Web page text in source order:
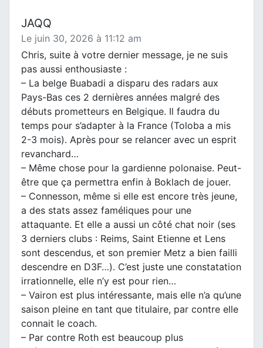
JAQQ
Le juin 30, 2026 à 11:12 am
Chris, suite à votre dernier message, je ne suis
pas aussi enthousiaste :
– La belge Buabadi a disparu des radars aux
Pays-Bas ces 2 dernières années malgré des
débuts prometteurs en Belgique. Il faudra du
temps pour s’adapter à la France (Toloba a mis
2-3 mois). Après pour se relancer avec un esprit
revanchard…
– Même chose pour la gardienne polonaise. Peut-
être que ça permettra enfin à Boklach de jouer.
– Connesson, même si elle est encore très jeune,
a des stats assez faméliques pour une
attaquante. Et elle a aussi un côté chat noir (ses
3 derniers clubs : Reims, Saint Etienne et Lens
sont descendus, et son premier Metz a bien failli
descendre en D3F…). C’est juste une constatation
irrationnelle, elle n’y est pour rien…
– Vairon est plus intéressante, mais elle n’a qu’une
saison pleine en tant que titulaire, par contre elle
connait le coach.
– Par contre Roth est beaucoup plus